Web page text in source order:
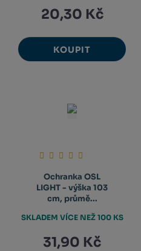
20,30 Kč
KOUPIT
Ochranka OSL
LIGHT - výška 103
cm, průmě...
31,90 Kč
SKLADEM VÍCE NEŽ 100 KS